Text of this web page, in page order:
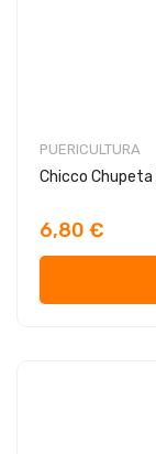
PUERICULTURA
Chicco
6,80 €